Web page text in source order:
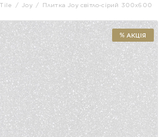
Joy Плитка Joy світло-сірий 300x600